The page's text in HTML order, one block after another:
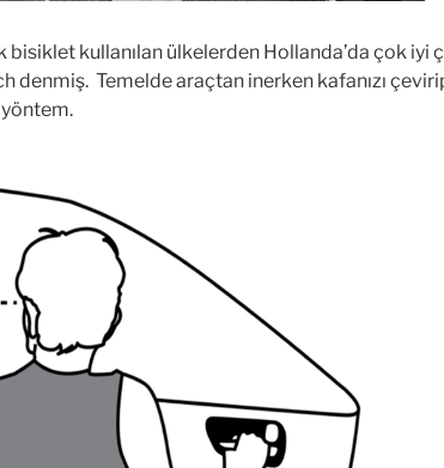
bisiklet kullanılan ülkelerden Hollanda’da çok iyi
denmiş. Temelde araçtan inerken kafanızı
yöntem.